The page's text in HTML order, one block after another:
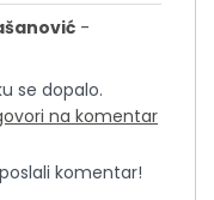
-
se dopalo.
na komentar
komentar!